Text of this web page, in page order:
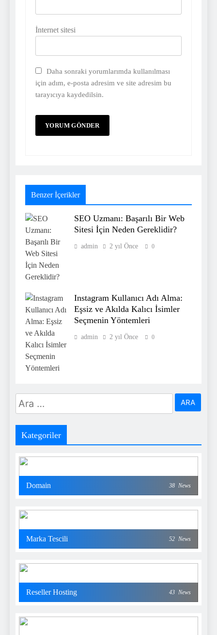
İnternet sitesi
Daha sonraki yorumlarımda kullanılması
için adım, e-posta adresim ve site adresim bu
tarayıcıya kaydedilsin.
Benzer İçerikler
SEO Uzmanı: Başarılı Bir Web
Sitesi İçin Neden Gereklidir?
admin 2 yıl Önce 0
Instagram Kullanıcı Adı Alma:
Eşsiz ve Akılda Kalıcı İsimler
Seçmenin Yöntemleri
admin 2 yıl Önce 0
Arama:
Kategoriler
Domain 38 News
Marka Tescili 52 News
Reseller Hosting 43 News